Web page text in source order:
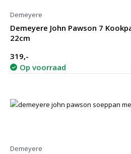
Demeyere
Demeyere John Pawson 7
22cm
319,-
Op voorraad
Demeyere